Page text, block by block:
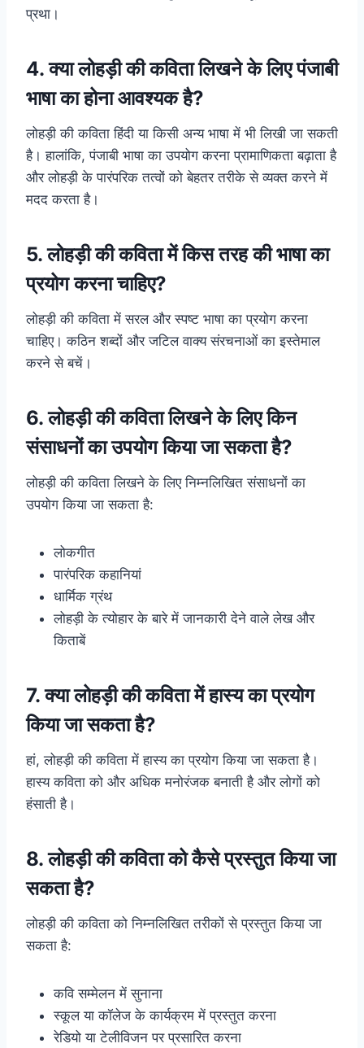
प्रथा।
4. क्या लोहड़ी की कविता लिखने के लिए पंजाबी
भाषा का होना आवश्यक है?
लोहड़ी की कविता हिंदी या किसी अन्य भाषा में भी लिखी जा सकती
है। हालांकि, पंजाबी भाषा का उपयोग करना प्रामाणिकता बढ़ाता है
और लोहड़ी के पारंपरिक तत्वों को बेहतर तरीके से व्यक्त करने में
मदद करता है।
5. लोहड़ी की कविता में किस तरह की भाषा का
प्रयोग करना चाहिए?
लोहड़ी की कविता में सरल और स्पष्ट भाषा का प्रयोग करना
चाहिए। कठिन शब्दों और जटिल वाक्य संरचनाओं का इस्तेमाल
करने से बचें।
6. लोहड़ी की कविता लिखने के लिए किन
संसाधनों का उपयोग किया जा सकता है?
लोहड़ी की कविता लिखने के लिए निम्नलिखित संसाधनों का
उपयोग किया जा सकता है:
लोकगीत
पारंपरिक कहानियां
धार्मिक ग्रंथ
लोहड़ी के त्योहार के बारे में जानकारी देने वाले लेख और
किताबें
7. क्या लोहड़ी की कविता में हास्य का प्रयोग
किया जा सकता है?
हां, लोहड़ी की कविता में हास्य का प्रयोग किया जा सकता है।
हास्य कविता को और अधिक मनोरंजक बनाती है और लोगों को
हंसाती है।
8. लोहड़ी की कविता को कैसे प्रस्तुत किया जा
सकता है?
लोहड़ी की कविता को निम्नलिखित तरीकों से प्रस्तुत किया जा
सकता है:
कवि सम्मेलन में सुनाना
स्कूल या कॉलेज के कार्यक्रम में प्रस्तुत करना
रेडियो या टेलीविजन पर प्रसारित करना